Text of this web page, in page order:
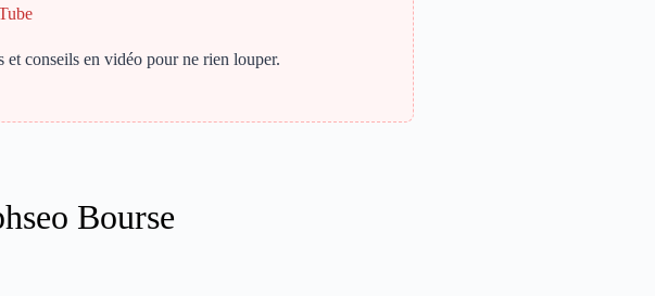
et conseils en vidéo pour ne rien louper.
Bourse